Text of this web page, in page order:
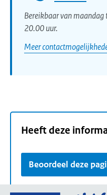
Bereikbaar van
20.00 uur.
Meer
Heeft deze
Beoordeel deze